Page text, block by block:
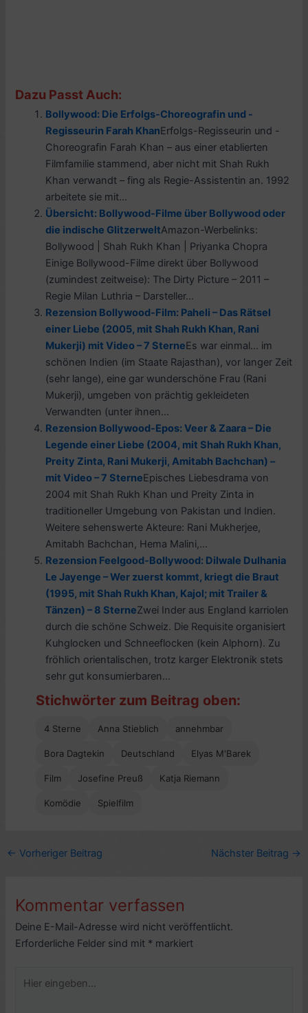
Dazu Passt Auch:
Bollywood: Die Erfolgs-Choreografin und -
Regisseurin Farah KhanErfolgs-Regisseurin und -
Choreografin Farah Khan – aus einer etablierten
Filmfamilie stammend, aber nicht mit Shah Rukh
Khan verwandt – fing als Regie-Assistentin an. 1992
arbeitete sie mit...
Übersicht: Bollywood-Filme über Bollywood oder
die indische GlitzerweltAmazon-Werbelinks:
Bollywood | Shah Rukh Khan | Priyanka Chopra
Einige Bollywood-Filme direkt über Bollywood
(zumindest zeitweise): The Dirty Picture – 2011 –
Regie Milan Luthria – Darsteller...
Rezension Bollywood-Film: Paheli – Das Rätsel
einer Liebe (2005, mit Shah Rukh Khan, Rani
Mukerji) mit Video – 7 SterneEs war einmal… im
schönen Indien (im Staate Rajasthan), vor langer Zeit
(sehr lange), eine gar wunderschöne Frau (Rani
Mukerji), umgeben von prächtig gekleideten
Verwandten (unter ihnen...
Rezension Bollywood-Epos: Veer & Zaara – Die
Legende einer Liebe (2004, mit Shah Rukh Khan,
Preity Zinta, Rani Mukerji, Amitabh Bachchan) –
mit Video – 7 SterneEpisches Liebesdrama von
2004 mit Shah Rukh Khan und Preity Zinta in
traditioneller Umgebung von Pakistan und Indien.
Weitere sehenswerte Akteure: Rani Mukherjee,
Amitabh Bachchan, Hema Malini,...
Rezension Feelgood-Bollywood: Dilwale Dulhania
Le Jayenge – Wer zuerst kommt, kriegt die Braut
(1995, mit Shah Rukh Khan, Kajol; mit Trailer &
Tänzen) – 8 SterneZwei Inder aus England karriolen
durch die schöne Schweiz. Die Requisite organisiert
Kuhglocken und Schneeflocken (kein Alphorn). Zu
fröhlich orientalischen, trotz karger Elektronik stets
sehr gut konsumierbaren...
Stichwörter zum Beitrag oben:
4 Sterne Anna Stieblich annehmbar
Bora Dagtekin Deutschland Elyas M'Barek
Film Josefine Preuß Katja Riemann
Komödie Spielfilm
← Vorheriger Beitrag Nächster Beitrag →
Kommentar verfassen
Deine E-Mail-Adresse wird nicht veröffentlicht.
Erforderliche Felder sind mit * markiert
eingeben…